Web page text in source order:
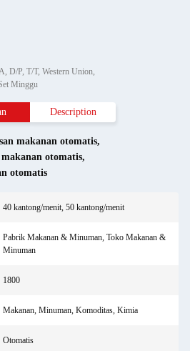
D/P, T/T, Western Union,
Minggu
Description
makanan otomatis,
makanan otomatis,
otomatis
40 kantong/menit, 50 kantong/menit
Pabrik Makanan & Minuman, Toko Makanan &
Minuman
1800
Makanan, Minuman, Komoditas, Kimia
Otomatis